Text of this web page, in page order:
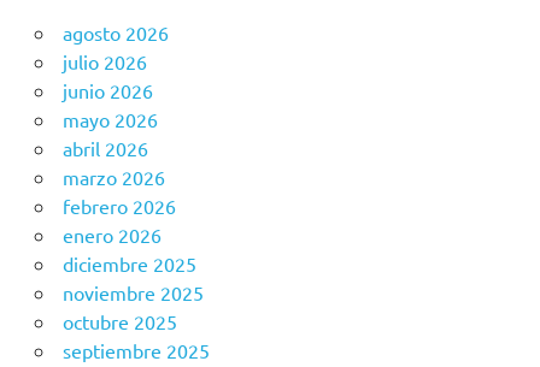
agosto 2026
julio 2026
junio 2026
mayo 2026
abril 2026
marzo 2026
febrero 2026
enero 2026
diciembre 2025
noviembre 2025
octubre 2025
septiembre 2025